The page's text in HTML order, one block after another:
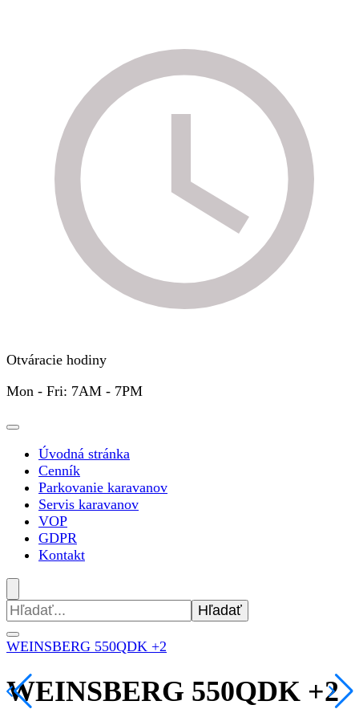
Otváracie hodiny
Mon - Fri: 7AM - 7PM
Úvodná stránka
Cenník
Parkovanie karavanov
Servis karavanov
VOP
GDPR
Kontakt
Hľadať:
WEINSBERG 550QDK +2
WEINSBERG 550QDK +2